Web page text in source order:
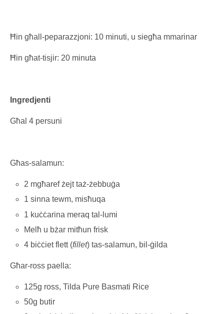
Ħin għall-peparazzjoni: 10 minuti, u siegħa mmarinar
Ħin għat-tisjir: 20 minuta
Ingredjenti
Għal 4 persuni
Għas-salamun:
2 mgħaref żejt taż-żebbuġa
1 sinna tewm, misħuqa
1 kuċċarina meraq tal-lumi
Melħ u bżar mitħun frisk
4 biċċiet flett (fillet) tas-salamun, bil-ġilda
Għar-ross paella:
125g ross, Tilda Pure Basmati Rice
50g butir